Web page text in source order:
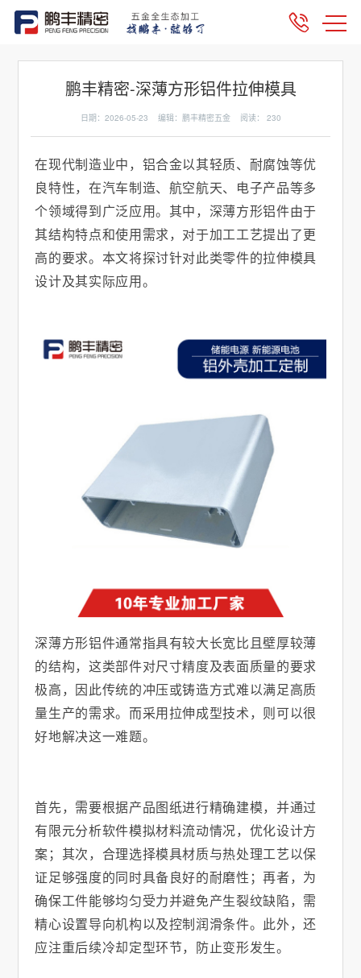
鹏丰精密-深薄方形铝件拉伸模具
日期：2026-05-23 编辑：鹏丰精密五金 阅读： 230
在现代制造业中，铝合金以其轻质、耐腐蚀等优
良特性，在汽车制造、航空航天、电子产品等多
个领域得到广泛应用。其中，深薄方形铝件由于
其结构特点和使用需求，对于加工工艺提出了更
高的要求。本文将探讨针对此类零件的拉伸模具
设计及其实际应用。
深薄方形铝件通常指具有较大长宽比且壁厚较薄
的结构，这类部件对尺寸精度及表面质量的要求
极高，因此传统的冲压或铸造方式难以满足高质
量生产的需求。而采用拉伸成型技术，则可以很
好地解决这一难题。
首先，需要根据产品图纸进行精确建模，并通过
有限元分析软件模拟材料流动情况，优化设计方
案；其次，合理选择模具材质与热处理工艺以保
证足够强度的同时具备良好的耐磨性；再者，为
确保工件能够均匀受力并避免产生裂纹缺陷，需
精心设置导向机构以及控制润滑条件。此外，还
应注重后续冷却定型环节，防止变形发生。